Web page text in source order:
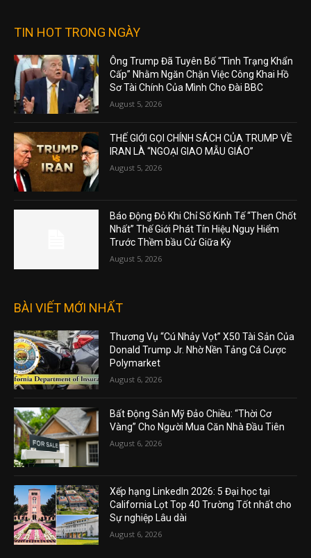
TIN HOT TRONG NGÀY
Ông Trump Đã Tuyên Bố “Tình Trạng Khẩn
Cấp” Nhằm Ngăn Chặn Việc Công Khai Hồ
Sơ Tài Chính Của Mình Cho Đài BBC
August 5, 2026
THẾ GIỚI GỌI CHÍNH SÁCH CỦA TRUMP VỀ
IRAN LÀ “NGOẠI GIAO MẪU GIÁO”
August 5, 2026
Báo Động Đỏ Khi Chỉ Số Kinh Tế “Then Chốt
Nhất” Thế Giới Phát Tín Hiệu Nguy Hiểm
Trước Thềm bầu Cử Giữa Kỳ
August 5, 2026
BÀI VIẾT MỚI NHẤT
Thương Vụ “Cú Nhảy Vọt” X50 Tài Sản Của
Donald Trump Jr. Nhờ Nền Tảng Cá Cược
Polymarket
August 6, 2026
Bất Động Sản Mỹ Đảo Chiều: “Thời Cơ
Vàng” Cho Người Mua Căn Nhà Đầu Tiên
August 6, 2026
Xếp hạng LinkedIn 2026: 5 Đại học tại
California Lọt Top 40 Trường Tốt nhất cho
Sự nghiệp Lâu dài
August 6, 2026